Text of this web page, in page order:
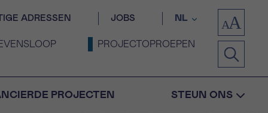
ADRESSEN JOBS NL
PROJECTOPROEPEN
PROJECTEN STEUN ONS